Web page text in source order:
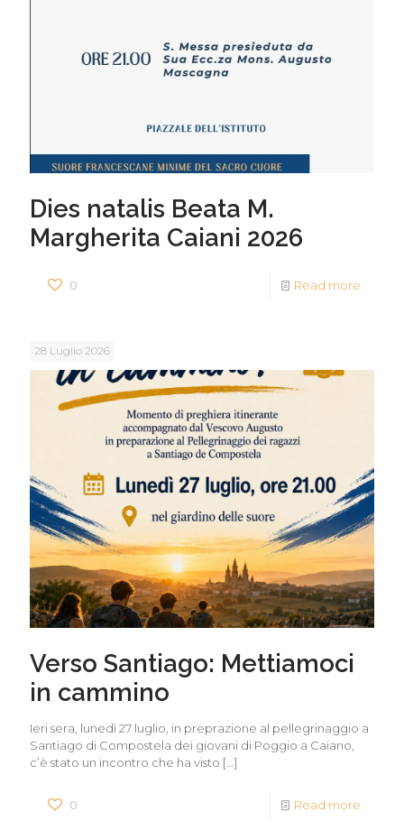
Dies natalis Beata M.
Margherita Caiani 2026
0 Read more
28 Luglio 2026
Verso Santiago: Mettiamoci
in cammino
Ieri sera, lunedì 27 luglio, in preprazione al pellegrinaggio a
Santiago di Compostela dei giovani di Poggio a Caiano,
c’è stato un incontro che ha visto […]
0 Read more